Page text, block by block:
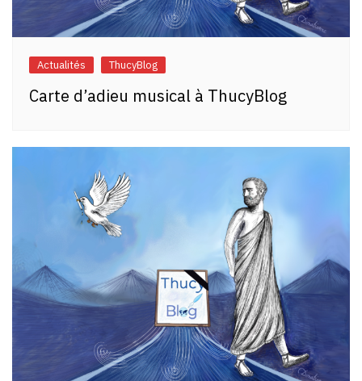
Actualités ThucyBlog
Carte d’adieu musical à ThucyBlog